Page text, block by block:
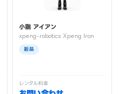
小鵬 アイアン
xpeng-robotics Xpeng Iron
新品
レンタル料金